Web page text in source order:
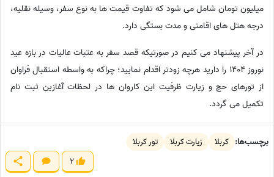
میلیون تومان شامل می شود که تفاوت قیمت ها به نوع سفر، وسیله نقلیه،
درجه هتل های اقامتی و مدت بستگی دارد.
در آخر پیشنهاد می کنیم در صورتیکه قصد سفر به عتبات عالیات در بازه عید
نوروز 1404 را دارید هرچه زودتر اقدام نمایید؛ چراکه به واسطه استقبال فراوان
از تورهای حج و زیارت ظرفیت این کاروان ها در لحظات آغازین ثبت نام
تکمیل می گردد.
برچسب‌ها: کربلا زیارت کربلا
تور کربلا
2